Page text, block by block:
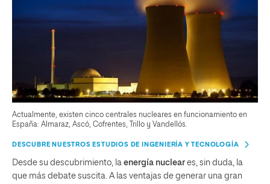
Actualmente, existen cinco centrales nucleares en funcionamiento en
España: Almaraz, Ascó, Cofrentes, Trillo y Vandellós.
DESCUBRE NUESTROS ESTUDIOS DE INGENIERÍA Y TECNOLOGÍA
Desde su descubrimiento, la energía nuclear es, sin duda, la
que más debate suscita. A las ventajas de generar una gran